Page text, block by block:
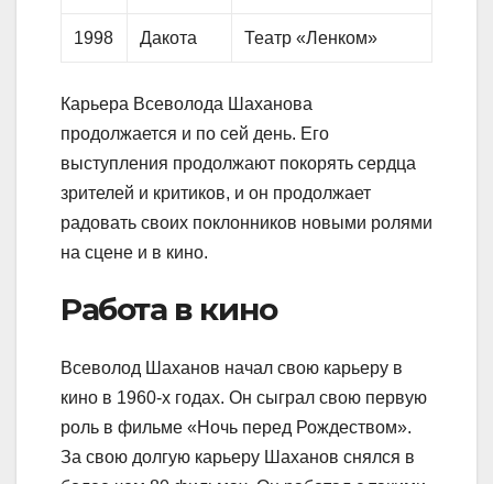
1998 Дакота Театр «Ленком»
Карьера Всеволода Шаханова
продолжается и по сей день. Его
выступления продолжают покорять сердца
зрителей и критиков, и он продолжает
радовать своих поклонников новыми ролями
на сцене и в кино.
Работа в кино
Всеволод Шаханов начал свою карьеру в
кино в 1960-х годах. Он сыграл свою первую
роль в фильме «Ночь перед Рождеством».
За свою долгую карьеру Шаханов снялся в